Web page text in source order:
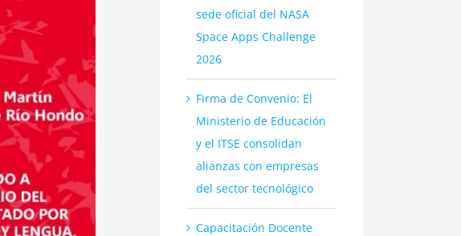
sede oficial del NASA
Space Apps Challenge
2026
Firma de Convenio: El
Ministerio de Educación
y el ITSE consolidan
alianzas con empresas
del sector tecnológico
Capacitación Docente